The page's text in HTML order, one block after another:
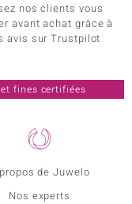
de Juwelo
Nos experts
nos clients vous
avant achat grâce à
avis sur Trustpilot
fines certifiées